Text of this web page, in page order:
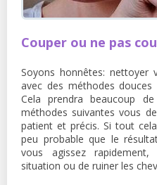
Couper ou ne pas
Soyons honnêtes: nettoyer
avec des méthodes douces
Cela prendra beaucoup
méthodes suivantes vous
patient et précis. Si tout
peu probable que le
vous agissez
situation ou de ruiner les